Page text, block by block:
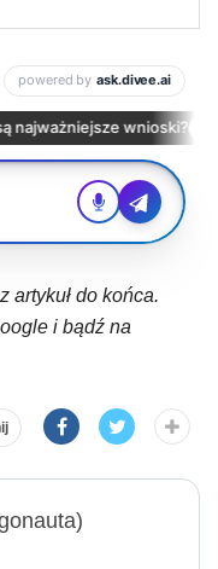
artykuł do końca.
i bądź na